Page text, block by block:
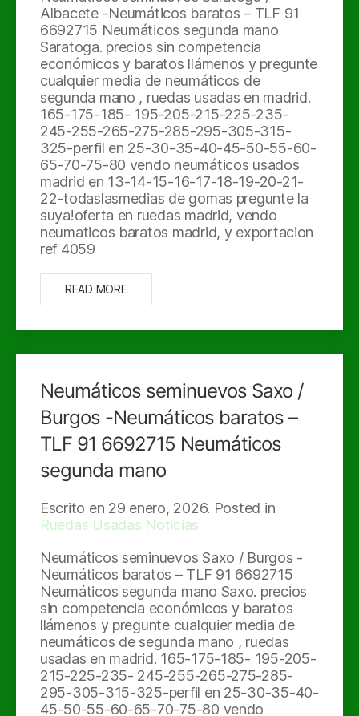
Albacete -Neumáticos baratos – TLF 91
6692715 Neumáticos segunda mano
Saratoga. precios sin competencia
económicos y baratos llámenos y pregunte
cualquier media de neumáticos de
segunda mano , ruedas usadas en madrid.
165-175-185- 195-205-215-225-235-
245-255-265-275-285-295-305-315-
325-perfil en 25-30-35-40-45-50-55-60-
65-70-75-80 vendo neumáticos usados
madrid en 13-14-15-16-17-18-19-20-21-
22-todaslasmedias de gomas pregunte la
suya!oferta en ruedas madrid, vendo
neumaticos baratos madrid, y exportacion
ref 4059
READ MORE
Neumáticos seminuevos Saxo /
Burgos -Neumáticos baratos –
TLF 91 6692715 Neumáticos
segunda mano
Escrito en 29 enero, 2026. Posted in
Ruedas Usadas Noticias
Neumáticos seminuevos Saxo / Burgos -
Neumáticos baratos – TLF 91 6692715
Neumáticos segunda mano Saxo. precios
sin competencia económicos y baratos
llámenos y pregunte cualquier media de
neumáticos de segunda mano , ruedas
usadas en madrid. 165-175-185- 195-205-
215-225-235- 245-255-265-275-285-
295-305-315-325-perfil en 25-30-35-40-
45-50-55-60-65-70-75-80 vendo